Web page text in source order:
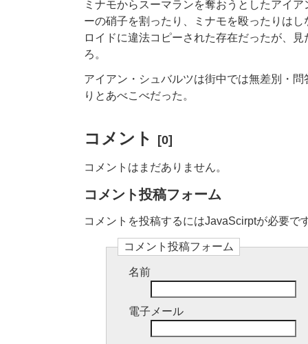
ミナモからスーマランを奪おうとしたアイ
ーの硝子を割ったり、ミナモを殴ったりは
ロイドに違法コピーされた存在だったが、
ろ。
アイアン・シュバルツは街中では無差別・
りとあべこべだった。
コメント [0]
コメントはまだありません。
コメント投稿フォーム
コメントを投稿するにはJavaScirptが必要
コメント投稿フォーム
名前
電子メール